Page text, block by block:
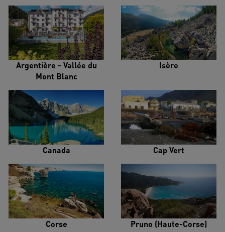
Argentière - Vallée du
Mont Blanc
Isère
Canada Cap Vert
Corse Pruno (Haute-Corse)